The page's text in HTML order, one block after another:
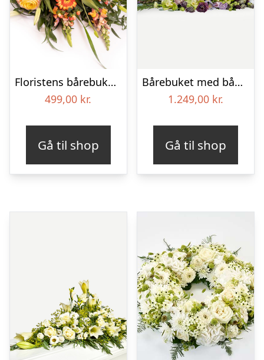
Floristens bårebuket – Gul & orange
499,00 kr.
Gå til shop
Bårebuket med bånd – Et eksklusivt farvel
1.249,00 kr.
Gå til shop